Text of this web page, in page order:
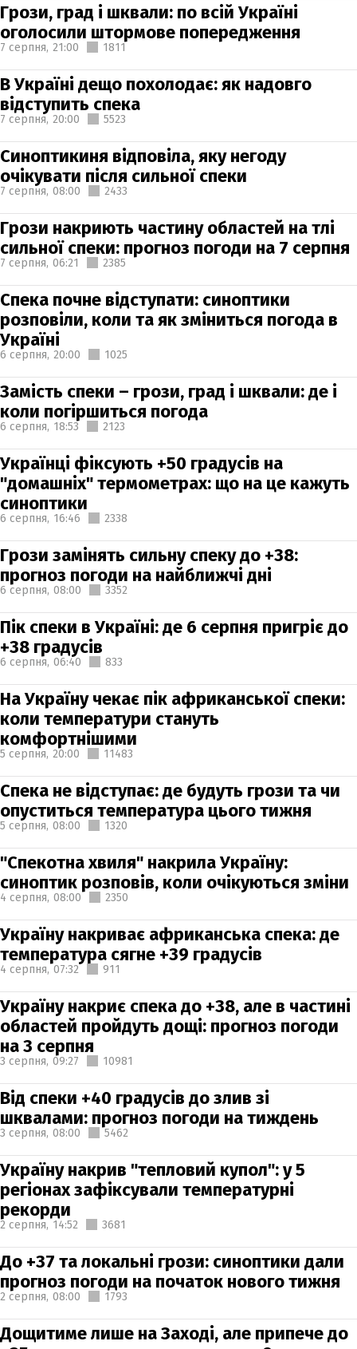
Грози, град і шквали: по всій Україні
оголосили штормове попередження
7 серпня, 21:00 1811
В Україні дещо похолодає: як надовго
відступить спека
7 серпня, 20:00 5523
Синоптикиня відповіла, яку негоду
очікувати після сильної спеки
7 серпня, 08:00 2433
Грози накриють частину областей на тлі
сильної спеки: прогноз погоди на 7 серпня
7 серпня, 06:21 2385
Спека почне відступати: синоптики
розповіли, коли та як зміниться погода в
Україні
6 серпня, 20:00 1025
Замість спеки – грози, град і шквали: де і
коли погіршиться погода
6 серпня, 18:53 2123
Українці фіксують +50 градусів на
"домашніх" термометрах: що на це кажуть
синоптики
6 серпня, 16:46 2338
Грози замінять сильну спеку до +38:
прогноз погоди на найближчі дні
6 серпня, 08:00 3352
Пік спеки в Україні: де 6 серпня пригріє до
+38 градусів
6 серпня, 06:40 833
На Україну чекає пік африканської спеки:
коли температури стануть
комфортнішими
5 серпня, 20:00 11483
Спека не відступає: де будуть грози та чи
опуститься температура цього тижня
5 серпня, 08:00 1320
"Спекотна хвиля" накрила Україну:
синоптик розповів, коли очікуються зміни
4 серпня, 08:00 2350
Україну накриває африканська спека: де
температура сягне +39 градусів
4 серпня, 07:32 911
Україну накриє спека до +38, але в частині
областей пройдуть дощі: прогноз погоди
на 3 серпня
3 серпня, 09:27 10981
Від спеки +40 градусів до злив зі
шквалами: прогноз погоди на тиждень
3 серпня, 08:00 5462
Україну накрив "тепловий купол": у 5
регіонах зафіксували температурні
рекорди
2 серпня, 14:52 3681
До +37 та локальні грози: синоптики дали
прогноз погоди на початок нового тижня
2 серпня, 08:00 1793
Дощитиме лише на Заході, але припече до